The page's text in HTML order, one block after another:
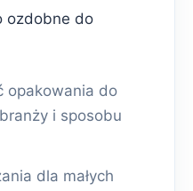
ozdobne do
opakowania do
i sposobu
dla małych